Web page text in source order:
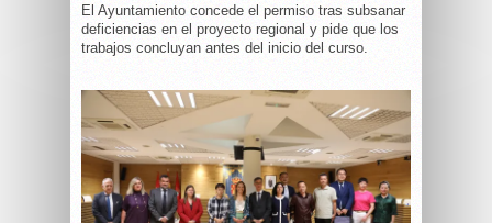
El Ayuntamiento concede el permiso tras subsanar
deficiencias en el proyecto regional y pide que los
trabajos concluyan antes del inicio del curso.